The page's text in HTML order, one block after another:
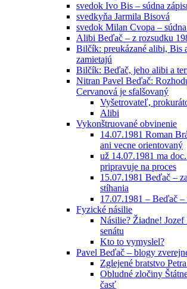
svedok Ivo Bis – súdna
svedkyňa Jarmila Bisová
svedok Milan Cvopa –
Alibi Beďač – z rozsudku
Bilčík: preukázané alibi, Bis
zamietajú
Bilčík: Beďač, jeho alibi a
Nitran Pavel Beďač:
Cervanová je sfalšovaný
Vyšetrovateľ,
Alibi
Vykonštruované obvinenie
14.07.1981 Roman
ani vecne orientovaný
už 14.07.1981 ma
pripravuje na proces
15.07.1981 Beďač –
stíhania
17.07.1981 – Beďač
Fyzické násilie
Násilie? Žiadne!
senátu
Kto to vymyslel?
Pavel Beďač – blogy
Zglejené bratstvo
Obludné zločiny
časť